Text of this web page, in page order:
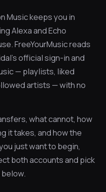
Music keeps you in
Alexa and Echo
FreeYourMusic reads
official sign-in and
— playlists, liked
artists — with no
what cannot, how
it takes, and how the
just want to begin,
both accounts and pick